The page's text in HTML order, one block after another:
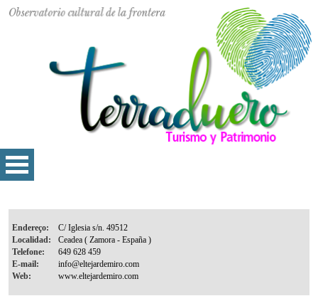
Endereço:
Localidad:
Telefone:
E-mail:
Web: